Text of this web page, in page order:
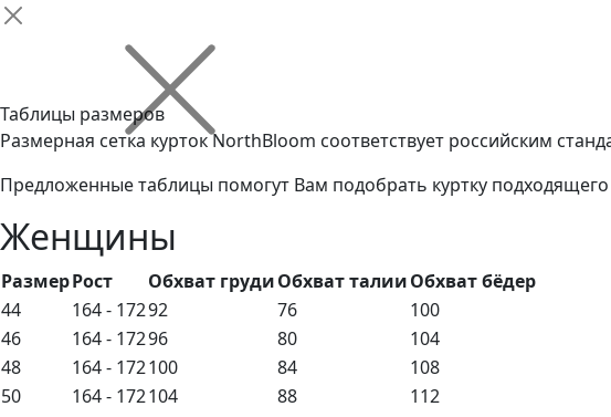
Таблицы размеров
Размерная сетка курток NorthBloom соответствует российским
Предложенные таблицы помогут Вам подобрать куртку
Женщины
РазмерРост Обхват грудиОбхват талииОбхват бёдер
44
164 - 17292 76
100
46
164 - 17296 80
104
48
164 - 172100 84
108
50
164 - 172104 88
112